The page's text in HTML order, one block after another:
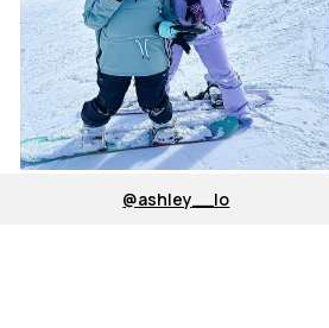
@ashley__lo